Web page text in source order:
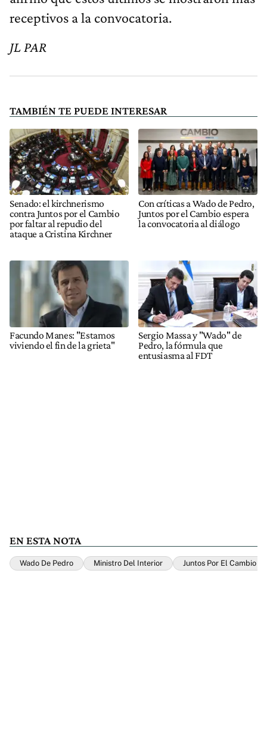
receptivos a la convocatoria.
JL PAR
TAMBIÉN TE PUEDE INTERESAR
Senado: el kirchnerismo
contra Juntos por el Cambio
por faltar al repudio del
ataque a Cristina Kirchner
Con críticas a Wado de Pedro,
Juntos por el Cambio espera
la convocatoria al diálogo
Facundo Manes: "Estamos
viviendo el fin de la grieta"
Sergio Massa y "Wado" de
Pedro, la fórmula que
entusiasma al FDT
EN ESTA NOTA
Wado De Pedro Ministro Del Interior Juntos Por El Cambio